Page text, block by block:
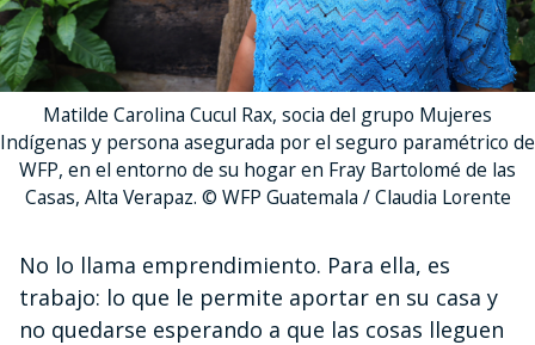
Matilde Carolina Cucul Rax, socia del grupo Mujeres
Indígenas y persona asegurada por el seguro paramétrico de
WFP, en el entorno de su hogar en Fray Bartolomé de las
Casas, Alta Verapaz. © WFP Guatemala / Claudia Lorente
No lo llama emprendimiento. Para ella, es
trabajo: lo que le permite aportar en su casa y
no quedarse esperando a que las cosas lleguen